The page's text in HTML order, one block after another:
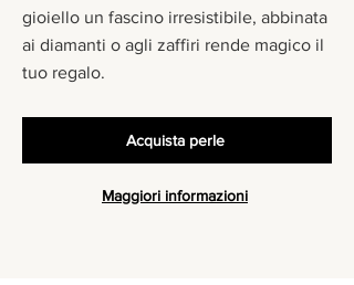
gioiello un fascino irresistibile, abbinata
ai diamanti o agli zaffiri rende magico il
tuo regalo.
Acquista perle
Maggiori informazioni